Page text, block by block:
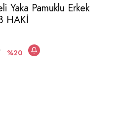
Yaka Pamuklu Erkek
HAKİ
20